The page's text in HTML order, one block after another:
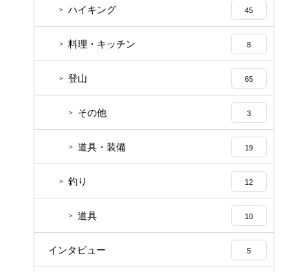
ハイキング 45
料理・キッチン 8
登山 65
その他 3
道具・装備 19
釣り 12
道具 10
インタビュー 5